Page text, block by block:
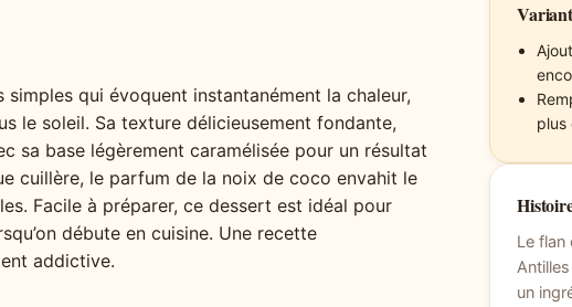
simples qui évoquent instantanément la chaleur,
le soleil. Sa texture délicieusement fondante,
sa base légèrement caramélisée pour un résultat
cuillère, le parfum de la noix de coco envahit le
Facile à préparer, ce dessert est idéal pour
débute en cuisine. Une recette
addictive.
plus
Le flan
un